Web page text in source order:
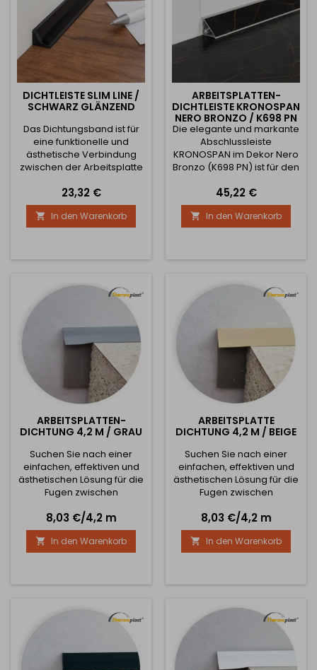
DICHTLEISTE SLIM LINE /
SCHWARZ GLÄNZEND
Das Dichtungsband ist für
eine funktionelle und
ästhetische Verbindung
zwischen der Arbeitsplatte
(oder direkt an der Wand)
konzipiert. Dank ihres
hochwertigen Designs
schützt sie nicht nur vor
sondern passt auch zum
und Oberschränken. Die
Leiste ist auf Langlebigkeit
Preis
23,32 €
 In den Warenkorb
ARBEITSPLATTEN-
DICHTLEISTE KRONOSPAN
NERO BRONZO / K698 PN
Die elegante und markante
Abschlussleiste
KRONOSPAN im Dekor Nero
Bronzo (K698 PN) ist für den
präzisen Abschluss von
Arbeitsplatten bestimmt.
Die Leiste dichtet die
Verbindung zwischen
zuverlässig ab und
Eindringen von Wasser und
Schmutz. Gleichzeitig
verleiht sie der Küche ein...
Preis
45,22 €
 In den Warenkorb
ARBEITSPLATTEN-
DICHTUNG 4,2 M / GRAU
Suchen Sie nach einer
einfachen, effektiven und
ästhetischen Lösung für die
Fugen zwischen
Waschbecken oder
Badewanne? Das müssen
Sie nicht! Wir stellen Ihnen
die Arbeitsplattendichtung
revolutionäres Produkt, das
ersetzt und eine Reihe von
Vorteilen bietet, die Sie
Preis
8,03 €/4,2 m
 In den Warenkorb
ARBEITSPLATTE
DICHTUNG 4,2 M / BEIGE
Suchen Sie nach einer
einfachen, effektiven und
ästhetischen Lösung für die
Fugen zwischen
Waschbecken oder
Badewanne? Das müssen
Sie nicht! Wir stellen Ihnen
die Arbeitsplattendichtung
revolutionäres Produkt, das
ersetzt und eine Reihe von
Vorteilen bietet, die Sie
Preis
8,03 €/4,2 m
 In den Warenkorb